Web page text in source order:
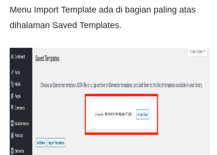
Menu Import Template ada di bagian paling atas
dihalaman Saved Templates.